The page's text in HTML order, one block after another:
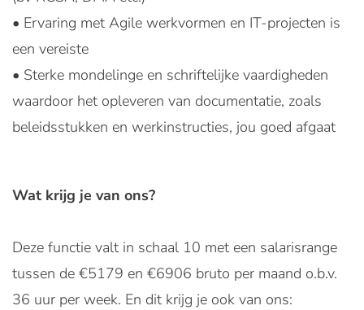
• Ervaring met Agile werkvormen en IT-projecten is
een vereiste
• Sterke mondelinge en schriftelijke vaardigheden
waardoor het opleveren van documentatie, zoals
beleidsstukken en werkinstructies, jou goed afgaat
Wat krijg je van ons?
Deze functie valt in schaal 10 met een salarisrange
tussen de €5179 en €6906 bruto per maand o.b.v.
36 uur per week. En dit krijg je ook van ons: